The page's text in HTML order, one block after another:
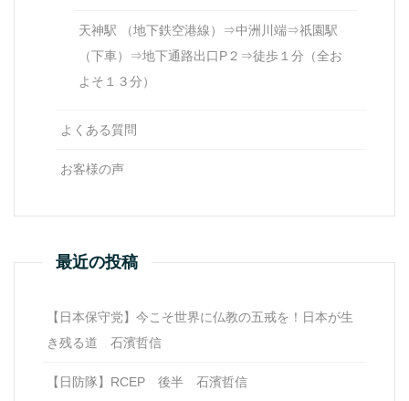
天神駅 （地下鉄空港線）⇒中洲川端⇒祇園駅
（下車）⇒地下通路出口P２⇒徒歩１分（全お
よそ１３分）
よくある質問
お客様の声
最近の投稿
【日本保守党】今こそ世界に仏教の五戒を！日本が生
き残る道 石濱哲信
【日防隊】RCEP 後半 石濱哲信